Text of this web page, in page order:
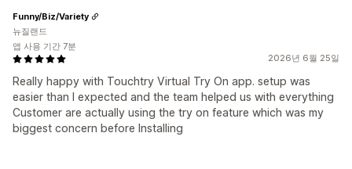
2026년 6월 25일
Really happy with Touchtry Virtual Try On app. setup was
easier than I expected and the team helped us with everything
Customer are actually using the try on feature which was my
biggest concern before Installing
Funny/Biz/Variety
뉴질랜드
앱 사용 기간 7분